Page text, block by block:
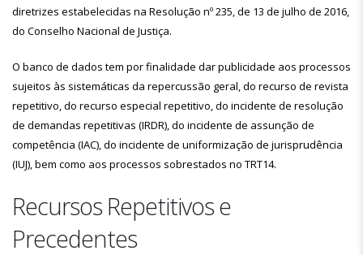
diretrizes estabelecidas na Resolução nº 235, de 13 de julho de 2016,
do Conselho Nacional de Justiça.
O banco de dados tem por finalidade dar publicidade aos processos
sujeitos às sistemáticas da repercussão geral, do recurso de revista
repetitivo, do recurso especial repetitivo, do incidente de resolução
de demandas repetitivas (IRDR), do incidente de assunção de
competência (IAC), do incidente de uniformização de jurisprudência
(IUJ), bem como aos processos sobrestados no TRT14.
Recursos Repetitivos e
Precedentes